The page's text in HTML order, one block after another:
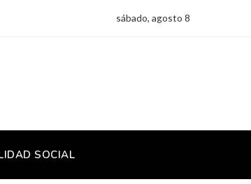
sábado, agosto 8
SOCIAL